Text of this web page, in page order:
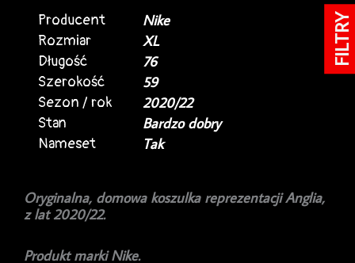
Producent
Nike
Rozmiar
XL
Długość
76
Szerokość
59
Sezon / rok
2020/22
Stan
Bardzo dobry
Nameset
Tak
Oryginalna, domowa koszulka reprezentacji Anglia,
z lat 2020/22.
Produkt marki Nike.
FILTRY